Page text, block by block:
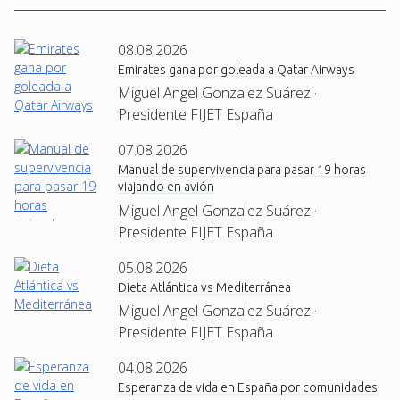
08.08.2026
Emirates gana por goleada a Qatar Airways
Miguel Angel Gonzalez Suárez ·
Presidente FIJET España
07.08.2026
Manual de supervivencia para pasar 19 horas
viajando en avión
Miguel Angel Gonzalez Suárez ·
Presidente FIJET España
05.08.2026
Dieta Atlántica vs Mediterránea
Miguel Angel Gonzalez Suárez ·
Presidente FIJET España
04.08.2026
Esperanza de vida en España por comunidades